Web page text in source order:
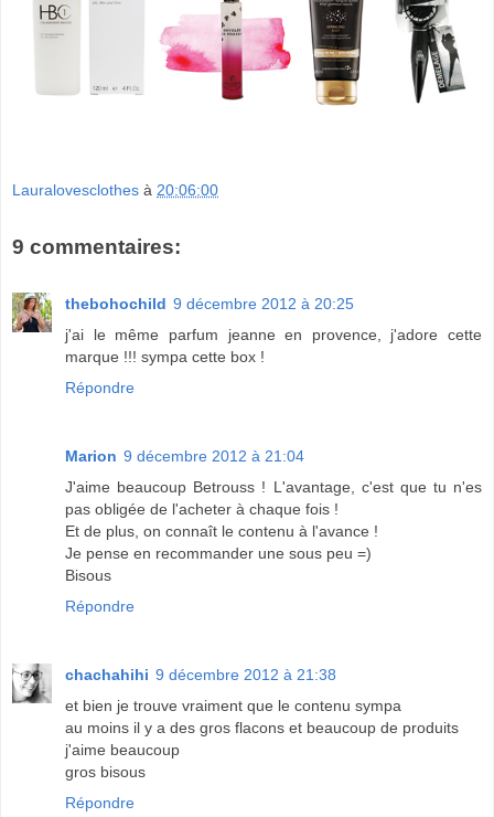
Lauralovesclothes à 20:06:00
9 commentaires:
thebohochild 9 décembre 2012 à 20:25
j'ai le même parfum jeanne en provence, j'adore cette
marque !!! sympa cette box !
Répondre
Marion 9 décembre 2012 à 21:04
J'aime beaucoup Betrouss ! L'avantage, c'est que tu n'es
pas obligée de l'acheter à chaque fois !
Et de plus, on connaît le contenu à l'avance !
Je pense en recommander une sous peu =)
Bisous
Répondre
chachahihi 9 décembre 2012 à 21:38
et bien je trouve vraiment que le contenu sympa
au moins il y a des gros flacons et beaucoup de produits
j'aime beaucoup
gros bisous
Répondre